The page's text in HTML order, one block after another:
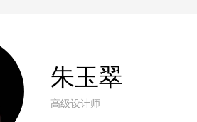
朱玉翠
高级设计师